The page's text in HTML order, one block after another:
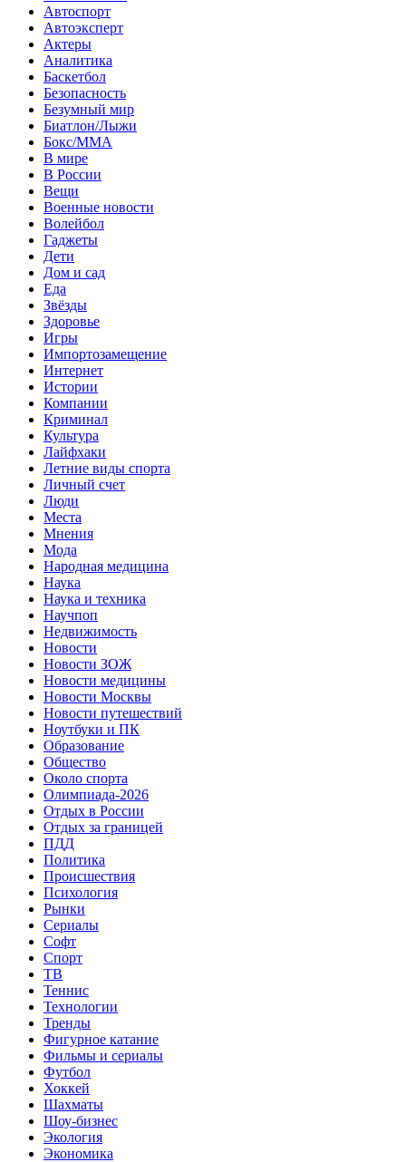
Автоспорт
Автоэксперт
Актеры
Аналитика
Баскетбол
Безопасность
Безумный мир
Биатлон/Лыжи
Бокс/MMA
В мире
В России
Вещи
Военные новости
Волейбол
Гаджеты
Дети
Дом и сад
Еда
Звёзды
Здоровье
Игры
Импортозамещение
Интернет
Истории
Компании
Криминал
Культура
Лайфхаки
Летние виды спорта
Личный счет
Люди
Места
Мнения
Мода
Народная медицина
Наука
Наука и техника
Научпоп
Недвижимость
Новости
Новости ЗОЖ
Новости медицины
Новости Москвы
Новости путешествий
Ноутбуки и ПК
Образование
Общество
Около спорта
Олимпиада-2026
Отдых в России
Отдых за границей
ПДД
Политика
Происшествия
Психология
Рынки
Сериалы
Софт
Спорт
ТВ
Теннис
Технологии
Тренды
Фигурное катание
Фильмы и сериалы
Футбол
Хоккей
Шахматы
Шоу-бизнес
Экология
Экономика